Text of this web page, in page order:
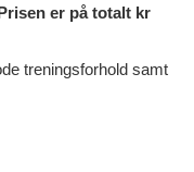
er på totalt kr
treningsforhold samt